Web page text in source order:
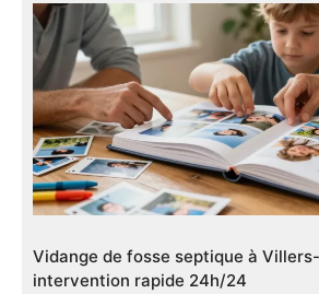
Vidange de fosse septique à
intervention rapide 24h/24